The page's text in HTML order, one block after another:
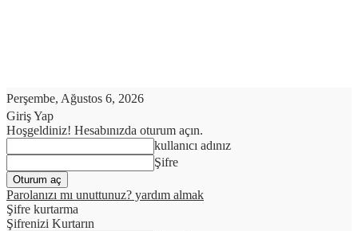
Perşembe, Ağustos 6, 2026
Giriş Yap
Hoşgeldiniz! Hesabınızda oturum açın.
kullanıcı adınız
Şifre
Parolanızı mı unuttunuz? yardım almak
Şifre kurtarma
Şifrenizi Kurtarın